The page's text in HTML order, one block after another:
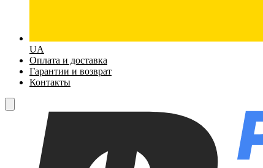
UA
Оплата и доставка
Гарантии и возврат
Контакты